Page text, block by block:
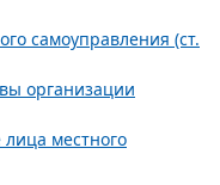
самоуправления (ст.
организации
местного